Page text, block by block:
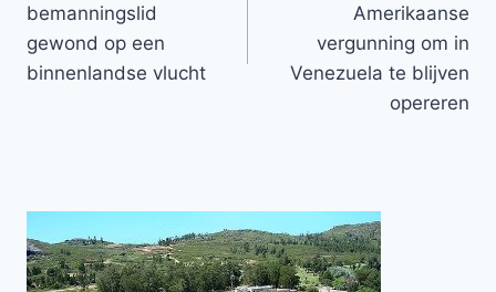
bemanningslid
gewond op een
binnenlandse vlucht
Amerikaanse
vergunning om in
Venezuela te blijven
opereren